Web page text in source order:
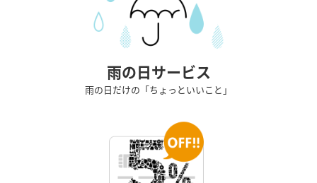
雨の日サービス
雨の日だけの「ちょっといいこと」